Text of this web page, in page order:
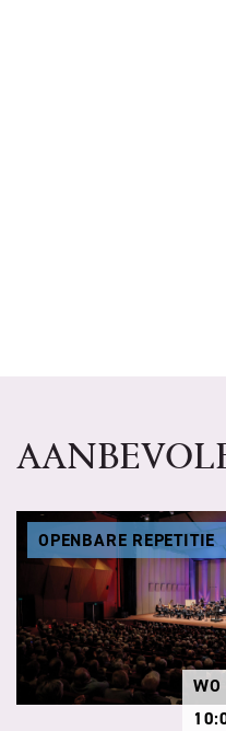
OPENBARE REPETITIE